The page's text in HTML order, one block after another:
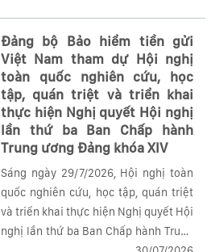
Đảng bộ Bảo hiểm tiền gửi
Việt Nam tham dự Hội nghị
toàn quốc nghiên cứu, học
tập, quán triệt và triển khai
thực hiện Nghị quyết Hội nghị
lần thứ ba Ban Chấp hành
Trung ương Đảng khóa XIV
Sáng ngày 29/7/2026, Hội nghị toàn
quốc nghiên cứu, học tập, quán triệt
và triển khai thực hiện Nghị quyết Hội
nghị lần thứ ba Ban Chấp hành Trung